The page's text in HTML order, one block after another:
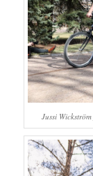
Jussi